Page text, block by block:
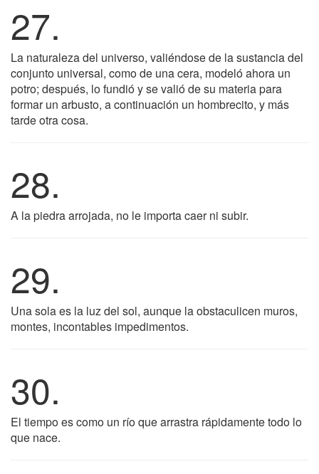
27.
La naturaleza del universo, valiéndose de la sustancia del
conjunto universal, como de una cera, modeló ahora un
potro; después, lo fundió y se valió de su materia para
formar un arbusto, a continuación un hombrecito, y más
tarde otra cosa.
28.
A la piedra arrojada, no le importa caer ni subir.
29.
Una sola es la luz del sol, aunque la obstaculicen muros,
montes, incontables impedimentos.
30.
El tiempo es como un río que arrastra rápidamente todo lo
que nace.